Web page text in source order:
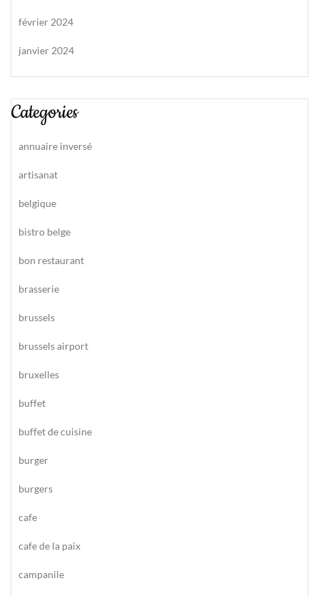
février 2024
janvier 2024
Categories
annuaire inversé
artisanat
belgique
bistro belge
bon restaurant
brasserie
brussels
brussels airport
bruxelles
buffet
buffet de cuisine
burger
burgers
cafe
cafe de la paix
campanile